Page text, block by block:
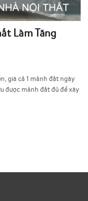
Làm Tăng
giá cả 1 mảnh đất ngày
được mảnh đất đủ để xây